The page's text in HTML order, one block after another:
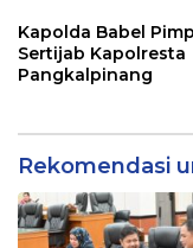
Bhayangkara Ke 80
Kapolda Babel
Sertijab Kapolresta
Pangkalpinang
Rekomendasi